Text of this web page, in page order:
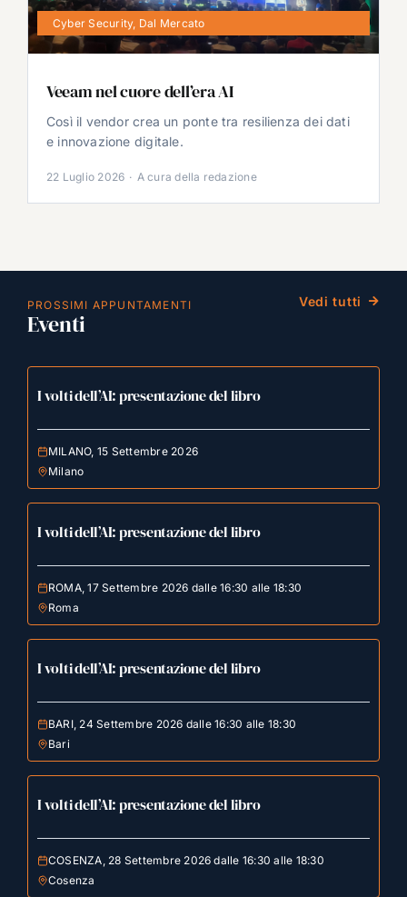
Cyber Security, Dal Mercato
Veeam nel cuore dell’era AI
Così il vendor crea un ponte tra resilienza dei dati
e innovazione digitale.
22 Luglio 2026 · A cura della redazione
PROSSIMI APPUNTAMENTI
Eventi
Vedi tutti
I volti dell’AI: presentazione del libro
MILANO, 15 Settembre 2026
Milano
I volti dell’AI: presentazione del libro
ROMA, 17 Settembre 2026 dalle 16:30 alle 18:30
Roma
I volti dell’AI: presentazione del libro
BARI, 24 Settembre 2026 dalle 16:30 alle 18:30
Bari
I volti dell’AI: presentazione del libro
COSENZA, 28 Settembre 2026 dalle 16:30 alle 18:30
Cosenza